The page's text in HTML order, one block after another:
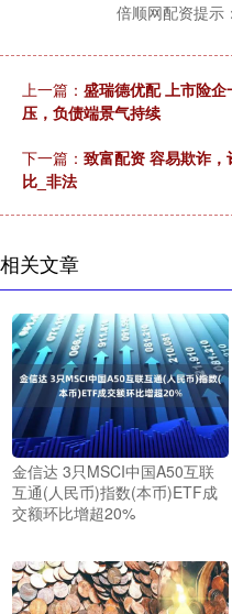
倍顺网配资提示
上一篇： 盛瑞德优配 上市险
压，负债端景气持续
下一篇： 致富配资 容易欺诈
比_非法
相关文章
金信达 3只MSCI中国A50互联
互通(人民币)指数(本币)ETF成
交额环比增超20%